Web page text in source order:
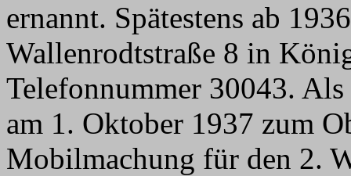
ernannt. Spätestens ab
Wallenrodtstraße 8 in
Telefonnummer 30043.
am 1. Oktober 1937 zum
Mobilmachung für den 2.